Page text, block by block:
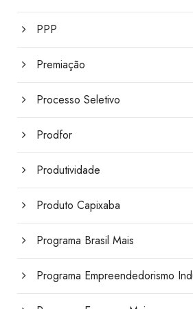
PPP
Premiação
Processo Seletivo
Prodfor
Produtividade
Produto Capixaba
Programa Brasil Mais
Programa Empreendedorismo